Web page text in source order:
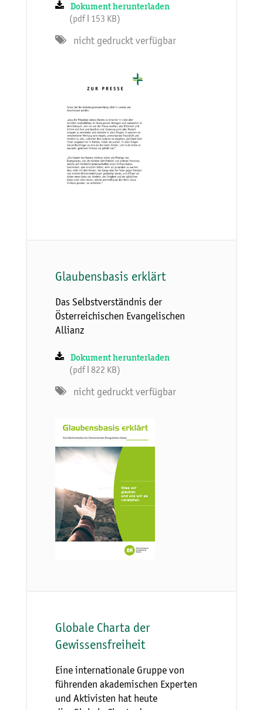
Dokument herunterladen
(pdf ǀ 153 KB)
nicht gedruckt verfügbar
Glaubensbasis erklärt
Das Selbstverständnis der
Österreichischen Evangelischen
Allianz
Dokument herunterladen
(pdf ǀ 822 KB)
nicht gedruckt verfügbar
Globale Charta der
Gewissensfreiheit
Eine internationale Gruppe von
führenden akademischen Experten
und Aktivisten hat heute